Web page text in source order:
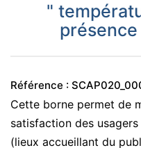
"
Référence :
Cette borne permet de
satisfaction des
(lieux accueillant du